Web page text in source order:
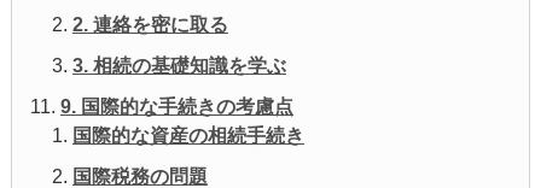
2. 連絡を密に取る
3. 相続の基礎知識を学ぶ
9. 国際的な手続きの考慮点
国際的な資産の相続手続き
国際税務の問題